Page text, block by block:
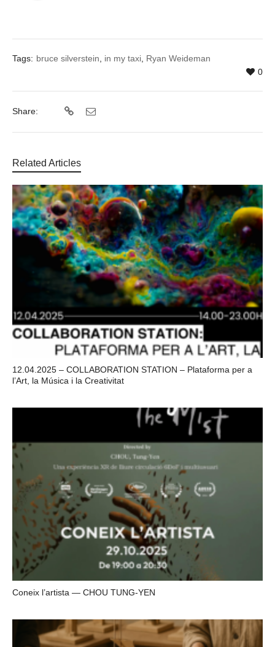
Tags: bruce silverstein in my taxi Ryan Weideman
0
Share:
Related Articles
12.04.2025 – COLLABORATION STATION – Plataforma per a
l’Art, la Música i la Creativitat
Coneix l’artista — CHOU TUNG-YEN